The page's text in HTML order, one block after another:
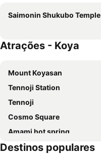
Saimonin Shukubo Temple Lodging
Atrações - Koya
Mount Koyasan
Tennoji Station
Tennoji
Cosmo Square
Amami hot spring
Harvest Hill
Destinos populares